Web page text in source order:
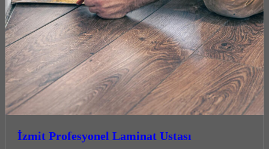
İzmit Profesyonel Laminat Ustası